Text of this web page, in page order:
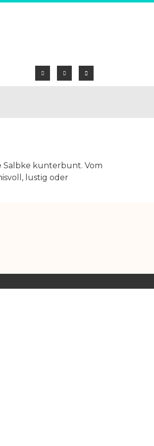
Salbke kunterbunt. Vom
lustig oder